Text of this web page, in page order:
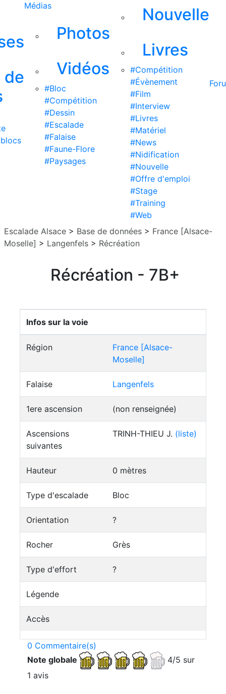
de
Médias
Photos
Vidéos
#Bloc
#Compétition
#Dessin
#Escalade
#Falaise
#Faune-Flore
#Paysages
Nouvelle
Livres
#Compétition
#Évènement
#Film
#Interview
#Livres
#Matériel
#News
#Nidification
#Nouvelle
#Offre d'emploi
#Stage
#Training
#Web
Escalade Alsace > Base de données > France [Alsace-
Moselle] > Langenfels > Récréation
Récréation - 7B+
Infos sur la voie
Région
France [Alsace-
Moselle]
Falaise Langenfels
1ere ascension (non renseignée)
Ascensions
suivantes
TRINH-THIEU J. (liste)
Hauteur 0 mètres
Type d'escalade Bloc
Orientation ?
Rocher Grès
Type d'effort ?
Légende
Accès
0 Commentaire(s)
Note globale
4/5 sur
1 avis